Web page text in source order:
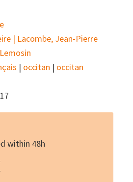
| Lacombe, Jean-Pierre
| occitan | occitan
within 48h